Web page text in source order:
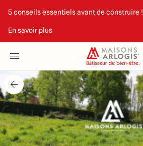
5 conseils essentiels avant de construire !
En savoir plus
Nos maisons
Nos annonces
Votre projet